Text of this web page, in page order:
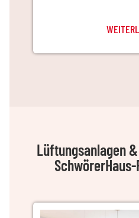
Lüftungsanlagen